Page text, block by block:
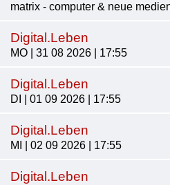
matrix - computer & neue
Digital.Leben
MO | 31 08 2026 | 17:55
Digital.Leben
DI | 01 09 2026 | 17:55
Digital.Leben
MI | 02 09 2026 | 17:55
Digital.Leben